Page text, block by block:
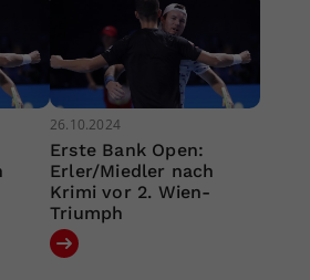
26.10.2024
Erste Bank Open:
Erler/Miedler nach
Krimi vor 2. Wien-
Triumph